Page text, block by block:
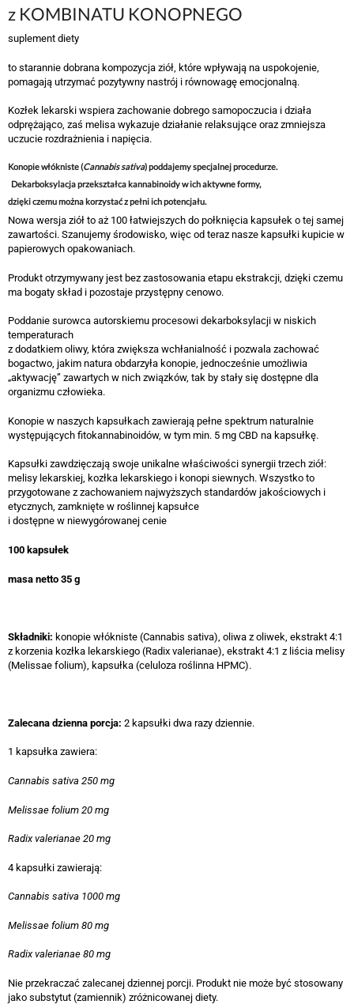
z KOMBINATU KONOPNEGO
suplement diety
to starannie dobrana kompozycja ziół, które wpływają na uspokojenie,
pomagają utrzymać pozytywny nastrój i równowagę emocjonalną.
Kozłek lekarski wspiera zachowanie dobrego samopoczucia i działa
odprężająco, zaś melisa wykazuje działanie relaksujące oraz zmniejsza
uczucie rozdrażnienia i napięcia.
Konopie włókniste (Cannabis sativa) poddajemy specjalnej procedurze.
Dekarboksylacja przekształca kannabinoidy w ich aktywne formy,
dzięki czemu można korzystać z pełni ich potencjału.
Nowa wersja ziół to aż 100 łatwiejszych do połknięcia kapsułek o tej samej
zawartości. Szanujemy środowisko, więc od teraz nasze kapsułki kupicie w
papierowych opakowaniach.
Produkt otrzymywany jest bez zastosowania etapu ekstrakcji, dzięki czemu
ma bogaty skład i pozostaje przystępny cenowo.
Poddanie surowca autorskiemu procesowi dekarboksylacji w niskich
temperaturach
z dodatkiem oliwy, która zwiększa wchłanialność i pozwala zachować
bogactwo, jakim natura obdarzyła konopie, jednocześnie umożliwia
„aktywację” zawartych w nich związków, tak by stały się dostępne dla
organizmu człowieka.
Konopie w naszych kapsułkach zawierają pełne spektrum naturalnie
występujących fitokannabinoidów, w tym min. 5 mg CBD na kapsułkę.
Kapsułki zawdzięczają swoje unikalne właściwości synergii trzech ziół:
melisy lekarskiej, kozłka lekarskiego i konopi siewnych. Wszystko to
przygotowane z zachowaniem najwyższych standardów jakościowych i
etycznych, zamknięte w roślinnej kapsułce
i dostępne w niewygórowanej cenie
100 kapsułek
masa netto 35 g
Składniki: konopie włókniste (Cannabis sativa), oliwa z oliwek, ekstrakt 4:1
z korzenia kozłka lekarskiego (Radix valerianae), ekstrakt 4:1 z liścia melisy
(Melissae folium), kapsułka (celuloza roślinna HPMC).
Zalecana dzienna porcja: 2 kapsułki dwa razy dziennie.
1 kapsułka zawiera:
Cannabis sativa 250 mg
Melissae folium 20 mg
Radix valerianae 20 mg
4 kapsułki zawierają:
Cannabis sativa 1000 mg
Melissae folium 80 mg
Radix valerianae 80 mg
Nie przekraczać zalecanej dziennej porcji. Produkt nie może być stosowany
jako substytut (zamiennik) zróżnicowanej diety.